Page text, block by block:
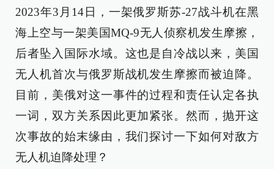
2023年3月14日，一架俄罗斯苏-27战斗机在黑
海上空与一架美国MQ-9无人侦察机发生摩擦，
后者坠入国际水域。这也是自冷战以来，美国
无人机首次与俄罗斯战机发生摩擦而被迫降。
目前，美俄对这一事件的过程和责任认定各执
一词，双方关系因此更加紧张。然而，抛开这
次事故的始末缘由，我们探讨一下如何对敌方
无人机迫降处理？